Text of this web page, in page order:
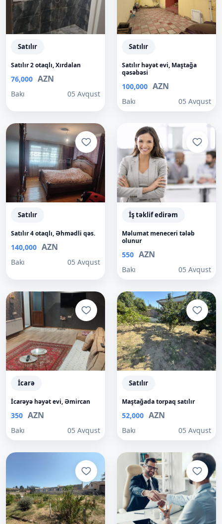
Satılır
Satılır 2 otaqlı, Xırdalan
76,000 AZN
Bakı 05 Avqust
Satılır
Satılır həyət evi, Maştağa
qəsəbəsi
100,000 AZN
Bakı 05 Avqust
Satılır
Satılır 4 otaqlı, Əhmədli qəs.
140,000 AZN
Bakı 05 Avqust
İş təklif edirəm
Məlumat meneceri tələb
olunur
550 AZN
Bakı 05 Avqust
İcarə
İcarəyə həyət evi, Əmircan
350 AZN
Bakı 05 Avqust
Satılır
Maştağada torpaq satılır
52,000 AZN
Bakı 05 Avqust